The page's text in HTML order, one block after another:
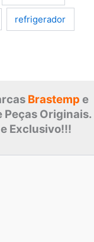
refrigerador
Brastemp e
Peças Originais.
Exclusivo!!!